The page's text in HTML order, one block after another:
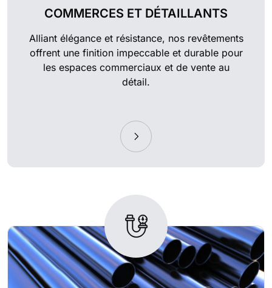
COMMERCES ET DÉTAILLANTS
Alliant élégance et résistance, nos revêtements
offrent une finition impeccable et durable pour
les espaces commerciaux et de vente au
détail.